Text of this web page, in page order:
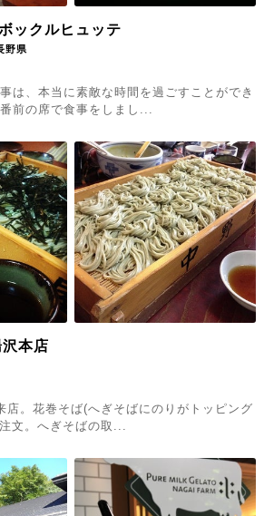
ックルヒュッテ
野県
は、本当に素敵な時間を過ごすことができ
前の席で食事をしまし...
本店
店。花巻そば(へぎそばにのりがトッピング
文。へぎそばの取...